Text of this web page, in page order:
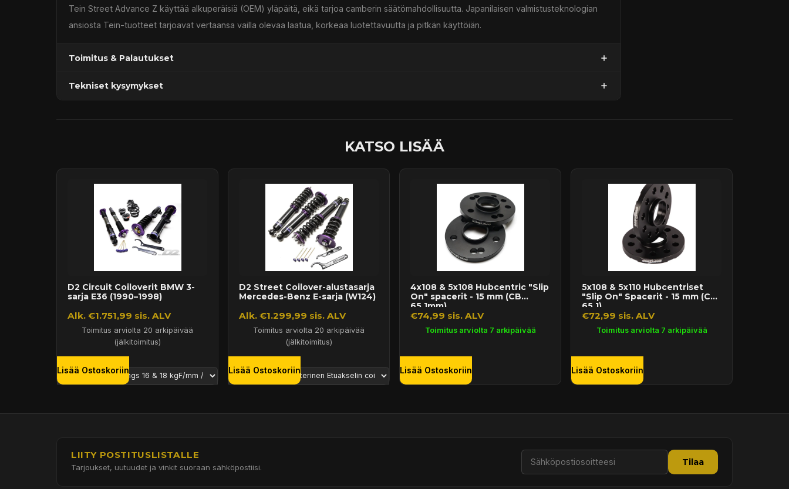
Tein Street Advance Z käyttää alkuperäisiä (OEM) yläpäitä, eikä tarjoa camberin säätömahdollisuutta. Japanilaisen valmistusteknologian
ansiosta Tein-tuotteet tarjoavat vertaansa vailla olevaa laatua, korkeaa luotettavuutta ja pitkän käyttöiän.
Toimitus & Palautukset
Tekniset kysymykset
KATSO LISÄÄ
D2 Circuit Coiloverit BMW 3-
sarja E36 (1990–1998)
Alk. €1.751,99 sis. ALV
Toimitus arviolta 20 arkipäivää
(jälkitoimitus)
Lisää Ostoskoriin
D2 Street Coilover-alustasarja
Mercedes-Benz E-sarja (W124)
Alk. €1.299,99 sis. ALV
Toimitus arviolta 20 arkipäivää
(jälkitoimitus)
Lisää Ostoskoriin
4x108 & 5x108 Hubcentric "Slip
On" spacerit - 15 mm (CB
65,1mm)
€74,99 sis. ALV
Toimitus arviolta 7 arkipäivää
Lisää Ostoskoriin
5x108 & 5x110 Hubcentriset
"Slip On" Spacerit - 15 mm (CB
65.1)
€72,99 sis. ALV
Toimitus arviolta 7 arkipäivää
Lisää Ostoskoriin
LIITY POSTITUSLISTALLE
Tarjoukset, uutuudet ja vinkit suoraan sähköpostiisi.
Tilaa